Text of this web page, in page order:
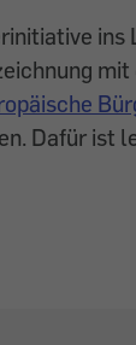
ins
Dafür ist